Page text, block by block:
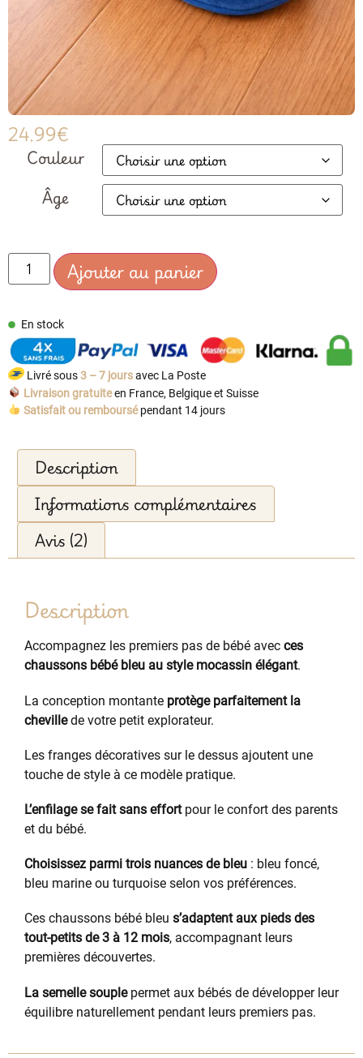
24.99€
Couleur
Âge
Ajouter au panier
En stock
Livré sous3 – 7 joursavec La Poste
Livraison gratuiteen France, Belgique et Suisse
Satisfait ou remboursépendant 14 jours
Description
Informations complémentaires
Avis (2)
Description
Accompagnez les premiers pas de bébé avec ces
chaussons bébé bleu au style mocassin élégant.
La conception montante protège parfaitement la
chevillede votre petit explorateur.
Les franges décoratives sur le dessus ajoutent une
touche de style à ce modèle pratique.
L’enfilage se fait sans effortpour le confort des parents
et du bébé.
Choisissez parmi trois nuances de bleu : bleu foncé,
bleu marine ou turquoise selon vos préférences.
Ces chaussons bébé bleu s’adaptent aux pieds des
tout-petits de 3 à 12 mois, accompagnant leurs
premières découvertes.
La semelle souple permet aux bébés de développer leur
équilibre naturellement pendant leurs premiers pas.